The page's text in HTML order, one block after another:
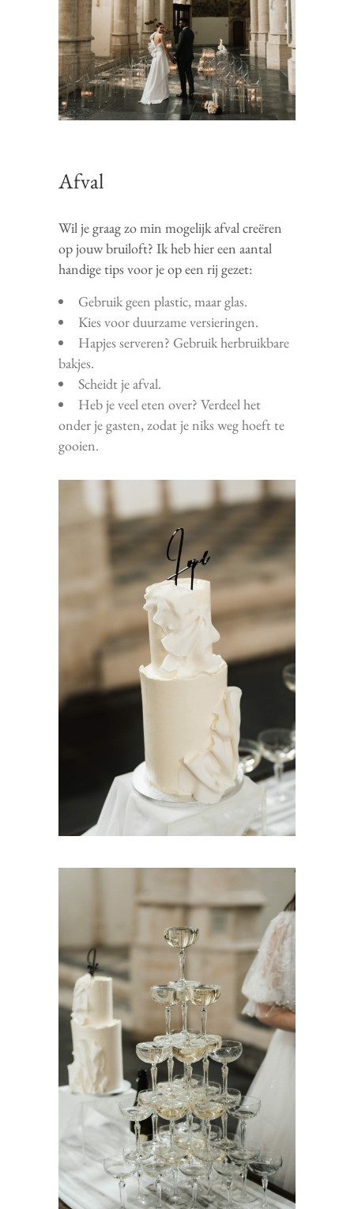
Afval
Wil je graag zo min mogelijk afval creëren
op jouw bruiloft? Ik heb hier een aantal
handige tips voor je op een rij gezet:
Gebruik geen plastic, maar glas.
Kies voor duurzame versieringen.
Hapjes serveren? Gebruik herbruikbare
bakjes.
Scheidt je afval.
Heb je veel eten over? Verdeel het
onder je gasten, zodat je niks weg hoeft te
gooien.